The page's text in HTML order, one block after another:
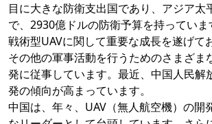
目に大きな防衛支出国であり、アジア太
で、2930億ドルの防衛予算を持ってい
戦術型UAVに関して重要な成長を遂げて
その他の軍事活動を行うためのさまざま
発に従事しています。最近、中国人民解
発の傾向が高まっています。
中国は、年々、UAV（無人航空機）の開